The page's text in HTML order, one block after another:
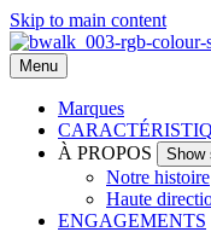
Skip to main content
Menu
Marques
À PROPOS
Show
Notre histoire
Haute
ENGAGEMENTS